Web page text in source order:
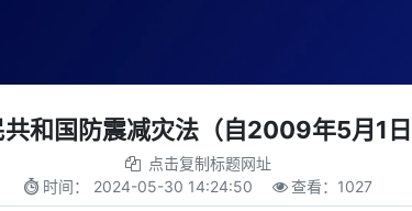
和国防震减灾法（自2009年5月1日
点击复制标题网址
时间： 2024-05-30 14:24:50 查看： 1027